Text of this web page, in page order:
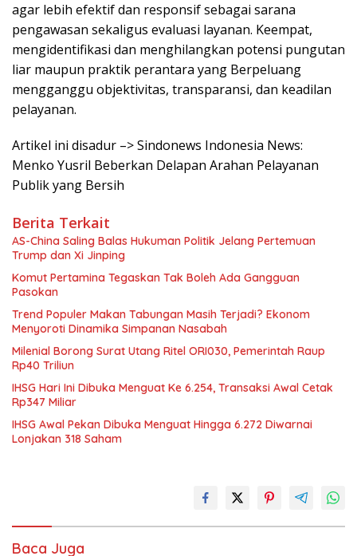
agar lebih efektif dan responsif sebagai sarana
pengawasan sekaligus evaluasi layanan. Keempat,
mengidentifikasi dan menghilangkan potensi pungutan
liar maupun praktik perantara yang Berpeluang
mengganggu objektivitas, transparansi, dan keadilan
pelayanan.
Artikel ini disadur –> Sindonews Indonesia News:
Menko Yusril Beberkan Delapan Arahan Pelayanan
Publik yang Bersih
Berita Terkait
AS-China Saling Balas Hukuman Politik Jelang Pertemuan
Trump dan Xi Jinping
Komut Pertamina Tegaskan Tak Boleh Ada Gangguan
Pasokan
Trend Populer Makan Tabungan Masih Terjadi? Ekonom
Menyoroti Dinamika Simpanan Nasabah
Milenial Borong Surat Utang Ritel ORI030, Pemerintah Raup
Rp40 Triliun
IHSG Hari Ini Dibuka Menguat Ke 6.254, Transaksi Awal Cetak
Rp347 Miliar
IHSG Awal Pekan Dibuka Menguat Hingga 6.272 Diwarnai
Lonjakan 318 Saham
Baca Juga